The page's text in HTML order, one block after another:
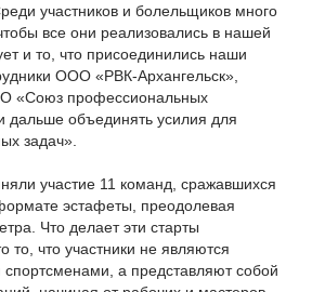
участников и болельщиков много
все они реализовались в нашей
и то, что присоединились наши
ООО «РВК-Архангельск»,
«Союз профессиональных
дальше объединять усилия для
задач».
участие 11 команд, сражавшихся
эстафеты, преодолевая
Что делает эти старты
то, что участники не являются
а представляют собой